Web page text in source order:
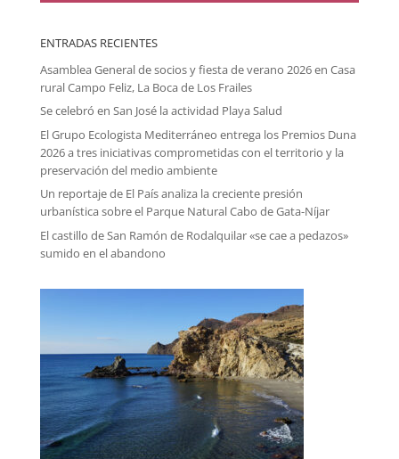
ENTRADAS RECIENTES
Asamblea General de socios y fiesta de verano 2026 en Casa
rural Campo Feliz, La Boca de Los Frailes
Se celebró en San José la actividad Playa Salud
El Grupo Ecologista Mediterráneo entrega los Premios Duna
2026 a tres iniciativas comprometidas con el territorio y la
preservación del medio ambiente
Un reportaje de El País analiza la creciente presión
urbanística sobre el Parque Natural Cabo de Gata-Níjar
El castillo de San Ramón de Rodalquilar «se cae a pedazos»
sumido en el abandono